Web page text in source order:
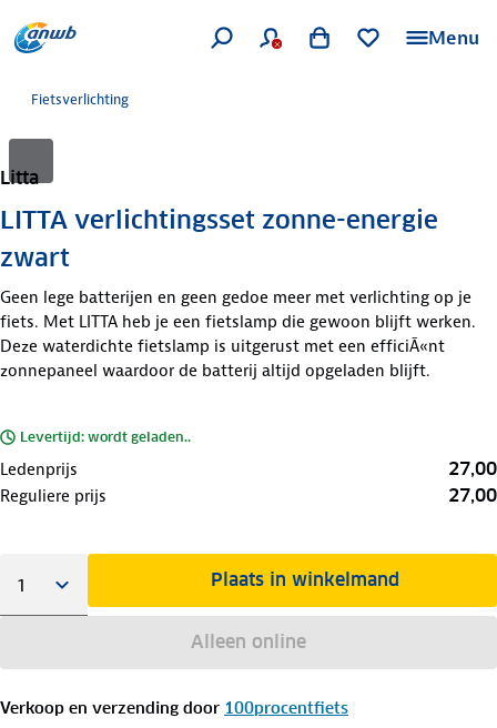
Menu
Fietsverlichting
Litta
LITTA verlichtingsset zonne-energie
zwart
Geen lege batterijen en geen gedoe meer met verlichting op je
fiets. Met LITTA heb je een fietslamp die gewoon blijft werken.
Deze waterdichte fietslamp is uitgerust met een efficiÃ«nt
zonnepaneel waardoor de batterij altijd opgeladen blijft.
Levertijd: wordt geladen..
Ledenprijs 27,00
Reguliere prijs 27,00
Plaats in winkelmand
Alleen online
Verkoop en verzending door 100procentfiets